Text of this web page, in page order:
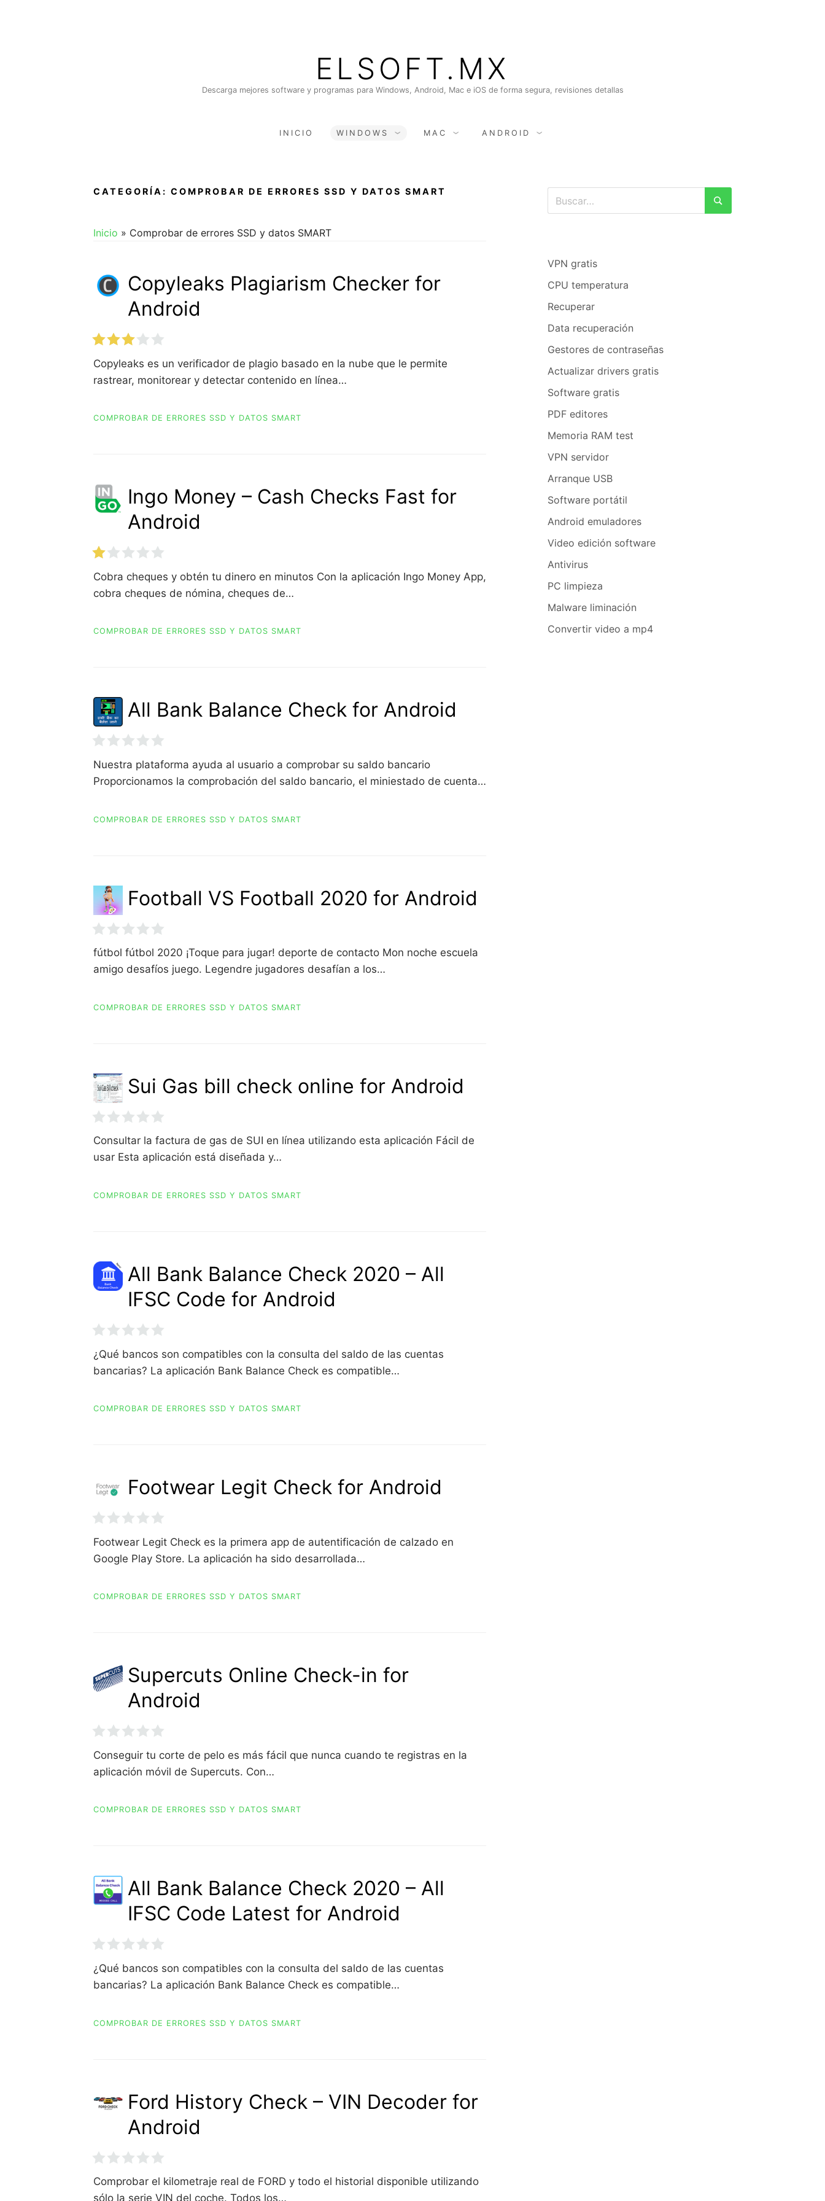
ELSOFT.MX
Descarga mejores software y programas para Windows, Android, Mac e iOS de forma segura, revisiones detallas
INICIO WINDOWS MAC ANDROID
CATEGORÍA: COMPROBAR DE ERRORES SSD Y DATOS SMART
Inicio » Comprobar de errores SSD y datos SMART
Copyleaks Plagiarism Checker for
Android
Copyleaks es un verificador de plagio basado en la nube que le permite
rastrear, monitorear y detectar contenido en línea…
COMPROBAR DE ERRORES SSD Y DATOS SMART
Ingo Money – Cash Checks Fast for
Android
Cobra cheques y obtén tu dinero en minutos Con la aplicación Ingo Money App,
cobra cheques de nómina, cheques de…
COMPROBAR DE ERRORES SSD Y DATOS SMART
All Bank Balance Check for Android
Nuestra plataforma ayuda al usuario a comprobar su saldo bancario
Proporcionamos la comprobación del saldo bancario, el miniestado de cuenta…
COMPROBAR DE ERRORES SSD Y DATOS SMART
Football VS Football 2020 for Android
fútbol fútbol 2020 ¡Toque para jugar! deporte de contacto Mon noche escuela
amigo desafíos juego. Legendre jugadores desafían a los…
COMPROBAR DE ERRORES SSD Y DATOS SMART
Sui Gas bill check online for Android
Consultar la factura de gas de SUI en línea utilizando esta aplicación Fácil de
usar Esta aplicación está diseñada y…
COMPROBAR DE ERRORES SSD Y DATOS SMART
All Bank Balance Check 2020 – All
IFSC Code for Android
¿Qué bancos son compatibles con la consulta del saldo de las cuentas
bancarias? La aplicación Bank Balance Check es compatible…
COMPROBAR DE ERRORES SSD Y DATOS SMART
Footwear Legit Check for Android
Footwear Legit Check es la primera app de autentificación de calzado en
Google Play Store. La aplicación ha sido desarrollada…
COMPROBAR DE ERRORES SSD Y DATOS SMART
Supercuts Online Check-in for
Android
Conseguir tu corte de pelo es más fácil que nunca cuando te registras en la
aplicación móvil de Supercuts. Con…
COMPROBAR DE ERRORES SSD Y DATOS SMART
All Bank Balance Check 2020 – All
IFSC Code Latest for Android
¿Qué bancos son compatibles con la consulta del saldo de las cuentas
bancarias? La aplicación Bank Balance Check es compatible…
COMPROBAR DE ERRORES SSD Y DATOS SMART
Ford History Check – VIN Decoder for
Android
Comprobar el kilometraje real de FORD y todo el historial disponible utilizando
sólo la serie VIN del coche. Todos los…
Buscar
VPN gratis
CPU temperatura
Recuperar
Data recuperación
Gestores de contraseñas
Actualizar drivers gratis
Software gratis
PDF editores
Memoria RAM test
VPN servidor
Arranque USB
Software portátil
Android emuladores
Video edición software
Antivirus
PC limpieza
Malware liminación
Convertir video a mp4